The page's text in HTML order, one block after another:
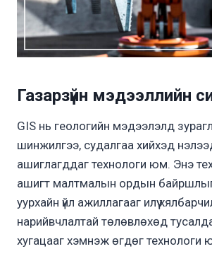
Газарзүйн мэдээллийн
GIS нь геологийн мэдээлэлд
шинжилгээ, судалгаа хийхэд
ашиглагддаг технологи юм. Энэ
ашигт малтмалын ордын байршлыг
уурхайн үйл ажиллагааг илүү
нарийвчлалтай төлөвлөхөд
хугацааг хэмнэж өгдөг технологи